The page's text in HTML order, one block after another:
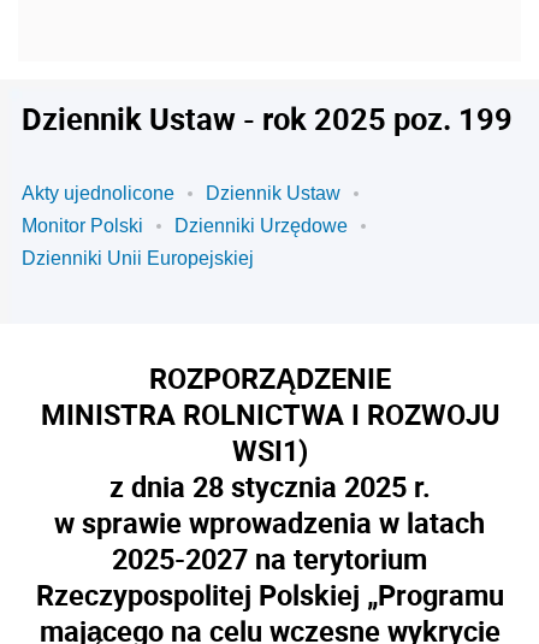
Dziennik Ustaw - rok 2025 poz. 199
Akty ujednolicone
Dziennik Ustaw
Monitor Polski
Dzienniki Urzędowe
Dzienniki Unii Europejskiej
ROZPORZĄDZENIE
MINISTRA ROLNICTWA I ROZWOJU
WSI1)
z dnia 28 stycznia 2025 r.
w sprawie wprowadzenia w latach
2025-2027 na terytorium
Rzeczypospolitej Polskiej „Programu
mającego na celu wczesne wykrycie